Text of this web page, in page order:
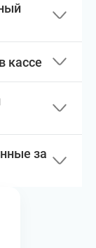
кассе
за